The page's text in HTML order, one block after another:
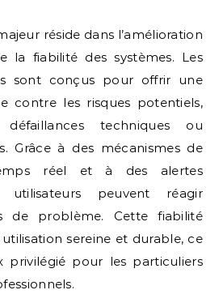
réside dans l’amélioration
la fiabilité des systèmes. Les
sont conçus pour offrir une
contre les risques potentiels,
défaillances techniques ou
Grâce à des mécanismes de
réel et à des alertes
utilisateurs peuvent réagir
de problème. Cette fiabilité
sereine et durable, ce
privilégié pour les particuliers